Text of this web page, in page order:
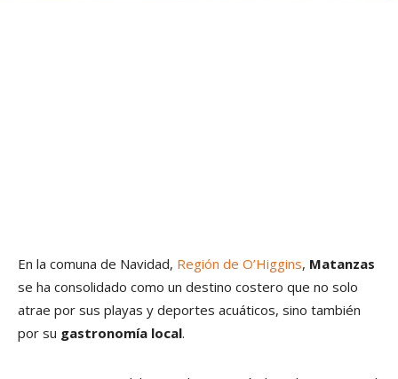
En la comuna de Navidad, Región de O’Higgins, Matanzas
se ha consolidado como un destino costero que no solo
atrae por sus playas y deportes acuáticos, sino también
por su gastronomía local.